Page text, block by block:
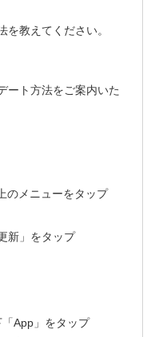
教えてください。
ート方法をご案内いた
のメニューをタップ
新」をタップ
App」をタップ